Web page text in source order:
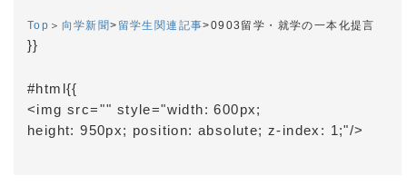
Top ＞ 向学新聞> 留学生関連記事>0903留学・就学の一本化提言
}}
#html{{
<img src="" style="width: 600px;
height: 950px; position: absolute; z-index: 1;"/>